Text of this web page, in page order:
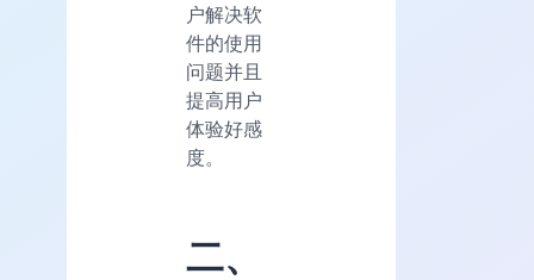
户解决软
件的使用
问题并且
提高用户
体验好感
度。
二、